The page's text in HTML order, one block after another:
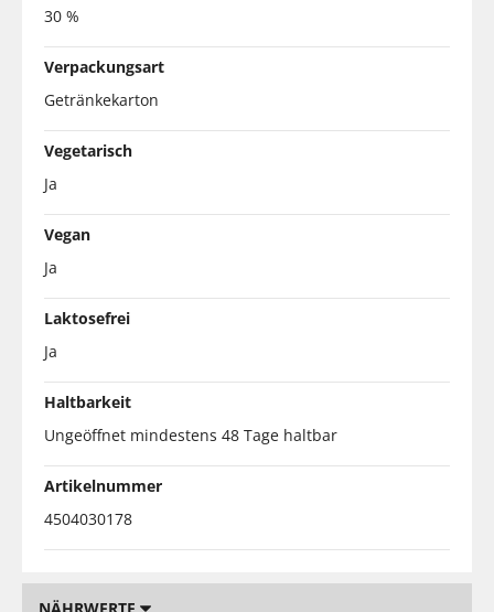
30 %
Verpackungsart
Getränkekarton
Vegetarisch
Ja
Vegan
Ja
Laktosefrei
Ja
Haltbarkeit
Ungeöffnet mindestens 48 Tage haltbar
Artikelnummer
4504030178
NÄHRWERTE